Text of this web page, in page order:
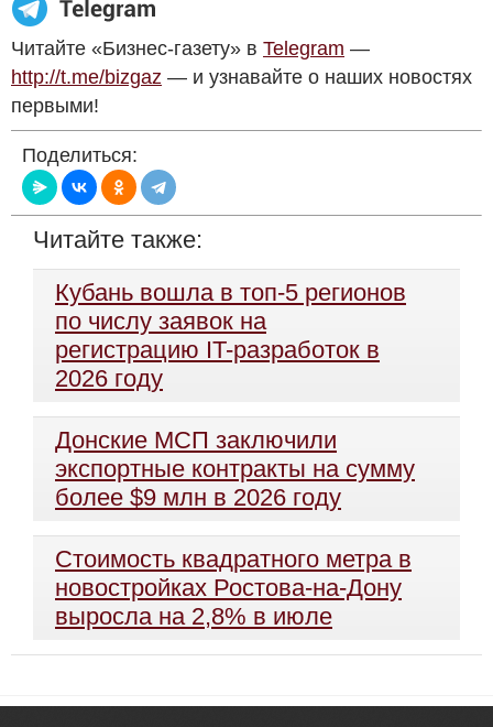
Читайте «Бизнес-газету» в Telegram —
http://t.me/bizgaz — и узнавайте о наших новостях
первыми!
Поделиться:
Читайте также:
Кубань вошла в топ-5 регионов
по числу заявок на
регистрацию IT-разработок в
2026 году
Донские МСП заключили
экспортные контракты на сумму
более $9 млн в 2026 году
Стоимость квадратного метра в
новостройках Ростова-на-Дону
выросла на 2,8% в июле